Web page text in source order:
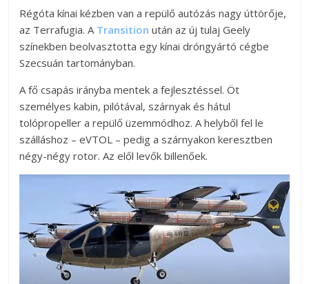
Régóta kínai kézben van a repülő autózás nagy úttörője,
az Terrafugia. A Transition után az új tulaj Geely
színekben beolvasztotta egy kínai dróngyártó cégbe
Szecsuán tartományban.
A fő csapás irányba mentek a fejlesztéssel. Öt
személyes kabin, pilótával, szárnyak és hátul
tolópropeller a repülő üzemmódhoz. A helyből fel le
szálláshoz – eVTOL – pedig a szárnyakon keresztben
négy-négy rotor. Az elől levők billenőek.